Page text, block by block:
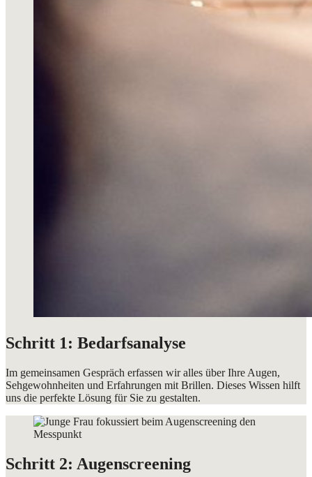
Schritt 1: Bedarfsanalyse
Im gemeinsamen Gespräch erfassen wir alles über Ihre Augen,
Sehgewohnheiten und Erfahrungen mit Brillen. Dieses Wissen hilft
uns die perfekte Lösung für Sie zu gestalten.
Schritt 2: Augenscreening